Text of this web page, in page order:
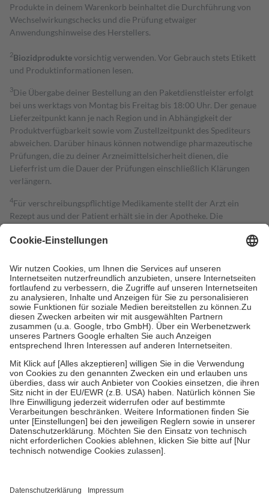
Produkte in deinem Warenkorb beinhaltet die Durchführung von
Wechselwirkungschecks und die Prüfung etwaiger
Anwendungshinweise des Herstellers.
2Biozidproduktevorsichtig verwenden. Vor Gebrauch stets Etikett
und Produktinformationen lesen.
3Die Übergabe deiner Bestellung an den Paketdienstleister erfolgt
bei uns werktags von Montag bis Freitag bis 18:00 Uhr. Der genaue
Lieferzeitpunkt kann je nach Region und in Abhängigkeit der
Produktverfügbarkeit sowie vom Zustellzeitpunkt des Spediteurs
abweichen. Darüber hinaus können notwendige pharmazeutische
Prüfungen, die zu deiner Arzneimittelsicherheit dienen, die
Lieferfrist um die Dauer der Prüfungen einschließlich Klärungen
verlängern.
4Für verschreibungspflichtige Medikamente stellt der Arzt ein
Rezept aus und der Patient erhält sie in der Apotheke. Die
Kosten dafür, der Versicherte trägt einen Teil davon als Zuzahlung
Grundsätzlich leisten Mitglieder Zuzahlungen in Höhe von zehn
Prozent des Abgabepreises,mindestensjedochfünf Euround
höchstens zehn Euro.Es sind jedoch nie mehr als die tatsächlichen
Kosten der Leistung zu entrichten.
Diese Regeln gelten grundsätzlich auch für Online-Apotheken.
Bei Heilmitteln und häuslicher Krankenpflege beträgt die
Zuzahlung zehn Prozent der Kosten sowie zehn Euro je
Um das Engagement der Versicherten für ihre eigene Gesundheit zu
stärken und die besondere Stellung der Familie zu unterstützen,
fallenkeine Zuzahlungen an bei:
• Kindern und Jugendlichen bis zum vollendeten 18. Lebensjahr
mit Ausnahme der Fahrkosten
• Untersuchungen zur Vorsorge und Früherkennung, die von der
GKV getragen werden
• empfohlenen Schutzimpfungen
Wir nutzen Trusted Shops als unabhängigen Dienstleister für die